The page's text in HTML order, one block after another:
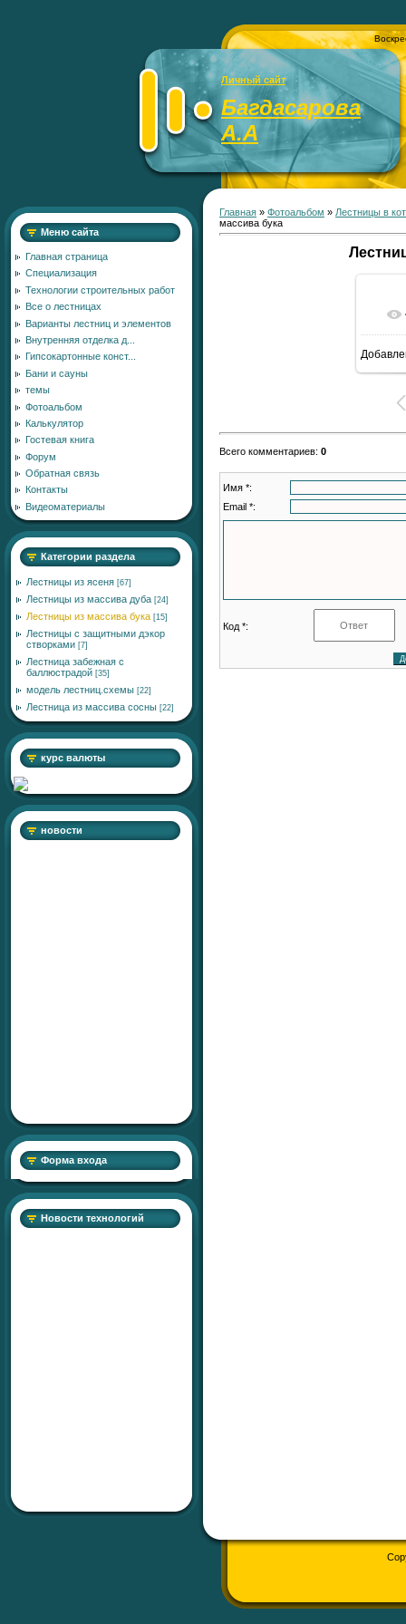
Личный сайт
Багдасарова
А.А
Меню сайта
Главная страница
Специализация
Технологии строительных работ
Все о лестницах
Варианты лестниц и элементов
Внутренняя отделка д...
Гипсокартонные конст...
Бани и сауны
темы
Фотоальбом
Калькулятор
Гостевая книга
Форум
Обратная связь
Контакты
Видеоматериалы
Категории раздела
Лестницы из ясеня [67]
Лестницы из массива дуба [24]
Лестницы из массива бука [15]
Лестницы с защитными дэкор
створками [7]
Лестница забежная с
баллюстрадой [35]
модель лестниц.схемы [22]
Лестница из массива сосны [22]
курс валюты
новости
Форма входа
Новости технологий
Главная » Фотоальбом » Лестницы в
массива бука
Всего комментариев: 0
Имя *:
Email *:
Код *: